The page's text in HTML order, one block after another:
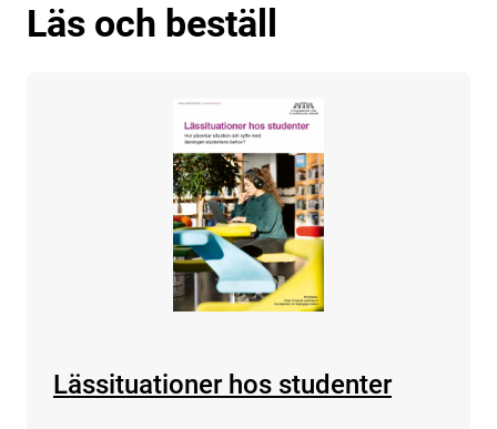
Läs och beställ
Lässituationer hos studenter